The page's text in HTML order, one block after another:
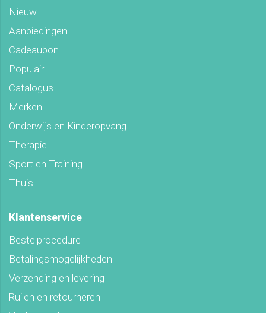
Nieuw
Aanbiedingen
Cadeaubon
Populair
Catalogus
Merken
Onderwijs en Kinderopvang
Therapie
Sport en Training
Thuis
Klantenservice
Bestelprocedure
Betalingsmogelijkheden
Verzending en levering
Ruilen en retourneren